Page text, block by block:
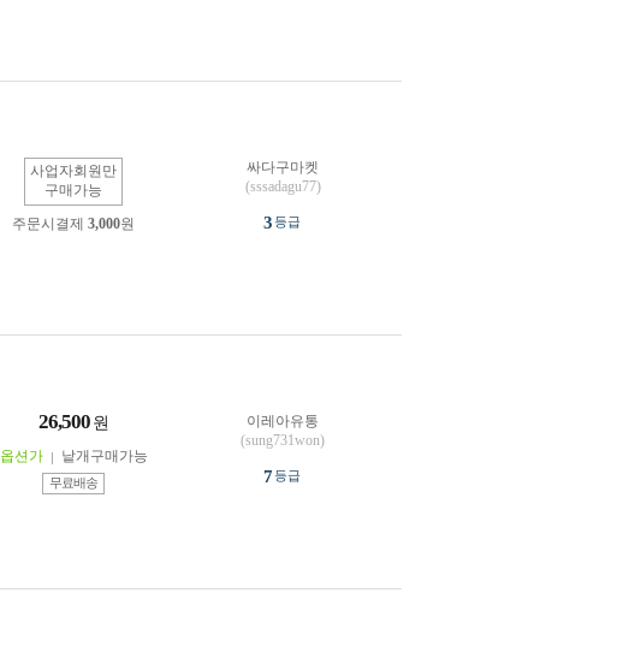
사업자회원만
구매가능
주문시결제 3,000원
싸다구마켓
(sssadagu77)
3등급
26,500 원
옵션가 낱개구매가능
무료배송
이레아유통
(sung731won)
7등급